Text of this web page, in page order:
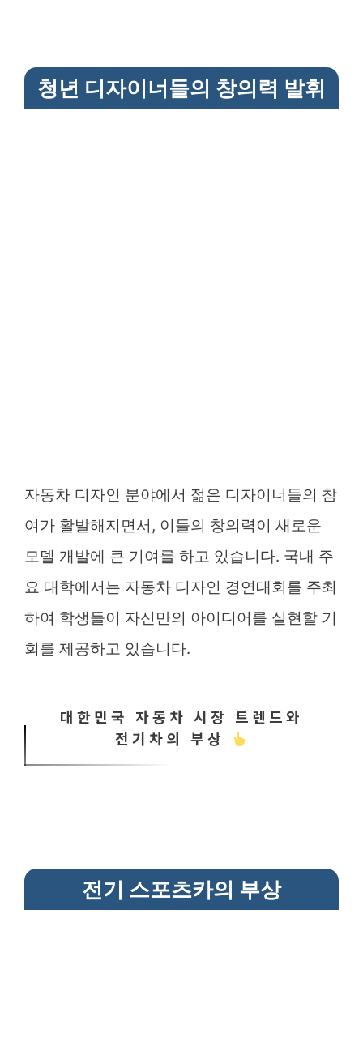
청년 디자이너들의 창의력 발휘
자동차 디자인 분야에서 젊은 디자이너들의 참
여가 활발해지면서, 이들의 창의력이 새로운
모델 개발에 큰 기여를 하고 있습니다. 국내 주
요 대학에서는 자동차 디자인 경연대회를 주최
하여 학생들이 자신만의 아이디어를 실현할 기
회를 제공하고 있습니다.
대한민국 자동차 시장 트렌드와
전기차의 부상
전기 스포츠카의 부상